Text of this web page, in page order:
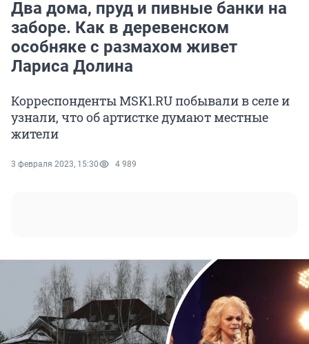
Два дома, пруд и пивные банки на
заборе. Как в деревенском
особняке с размахом живет
Лариса Долина
Корреспонденты MSK1.RU побывали в селе и
узнали, что об артистке думают местные
жители
3 февраля 2023, 15:30 4 989